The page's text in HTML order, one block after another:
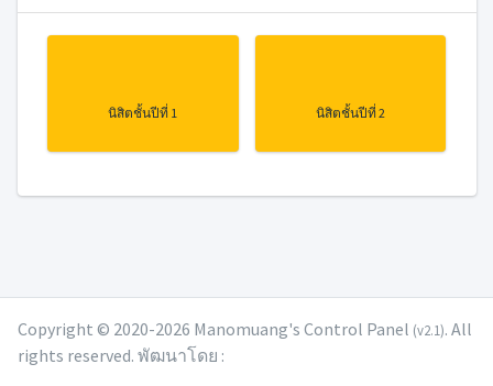
นิสิตชั้นปีที่ 1 นิสิตชั้นปีที่ 2
Copyright © 2020-2026 Manomuang's Control Panel (v2.1). All
rights reserved. พัฒนาโดย :